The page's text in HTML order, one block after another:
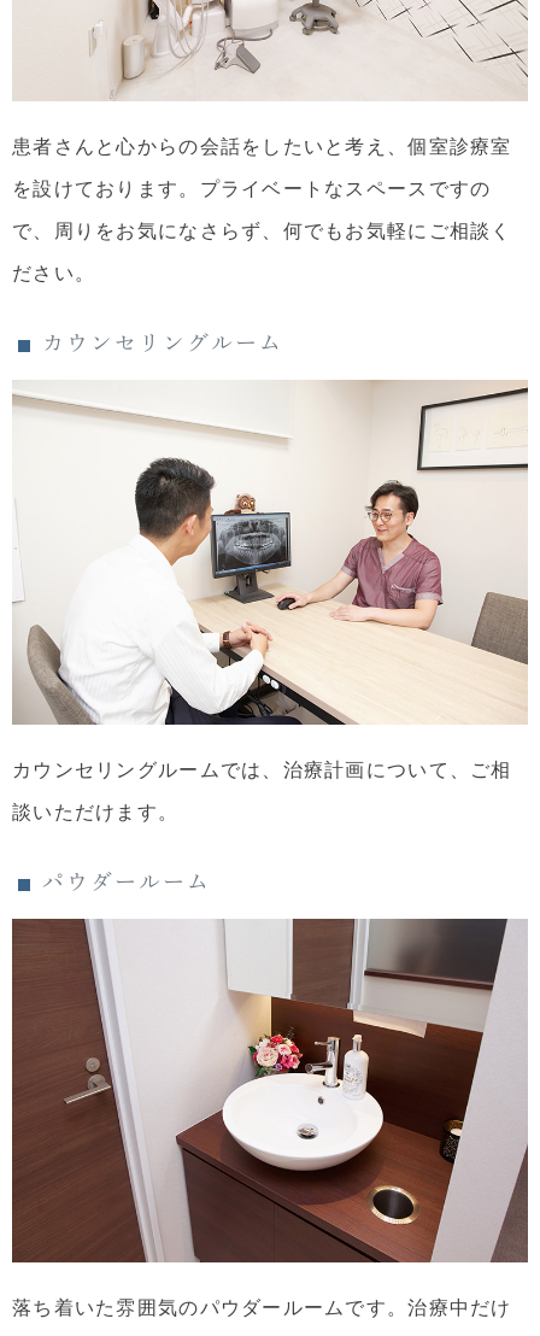
患者さんと心からの会話をしたいと考え、個室診療室
を設けております。プライベートなスペースですの
で、周りをお気になさらず、何でもお気軽にご相談く
ださい。
カウンセリングルーム
カウンセリングルームでは、治療計画について、ご相
談いただけます。
パウダールーム
落ち着いた雰囲気のパウダールームです。治療中だけ